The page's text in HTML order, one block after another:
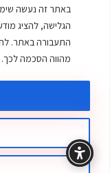
באתר זה נעשה
הגלישה, להציג
התעבורה באתר.
מהווה הסכמה לכך.
מאפים
ממולאים
מרקים
© כל הזכויות